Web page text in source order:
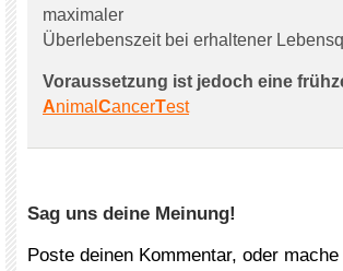
maximaler
Überlebenszeit bei erhaltener
Voraussetzung ist jedoch eine
Animal CancerTest
Sag uns deine Meinung!
Poste deinen Kommentar, oder mache